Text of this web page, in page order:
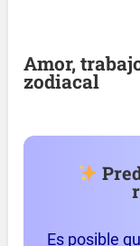
Amor,
zodiacal
Es posible